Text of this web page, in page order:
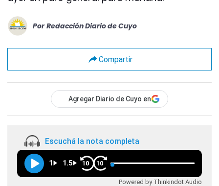
Por Redacción Diario de Cuyo
Compartir
Agregar Diario de Cuyo en
Escuchá la nota completa
1 1.5 10 10
Powered by Thinkindot Audio